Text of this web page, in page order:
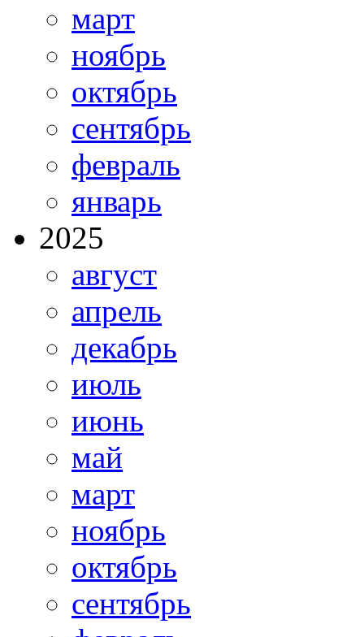
март
ноябрь
октябрь
сентябрь
февраль
январь
2025
август
апрель
декабрь
июль
июнь
май
март
ноябрь
октябрь
сентябрь